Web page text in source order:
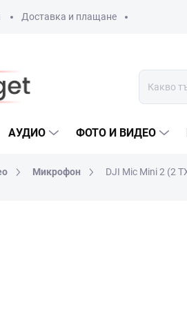
Доставка и плащане
АУДИО ФОТО И ВИДЕО
Микрофон DJI Mic Mini 2 (2